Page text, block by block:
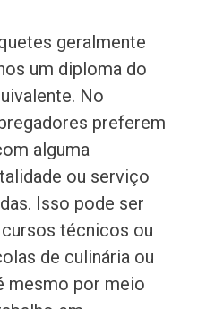
geralmente
um diploma do
No
preferem
alguma
ou serviço
Isso pode ser
técnicos ou
de culinária ou
mesmo por meio